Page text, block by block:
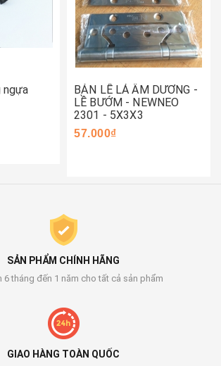
ngựa
BẢN LỀ LÁ ÂM DƯƠNG -
LỀ BƯỚM - NEWNEO
2301 - 5X3X3
57.000₫
SẢN PHẨM CHÍNH HÃNG
6 tháng đến 1 năm cho tất cả sản phẩm
GIAO HÀNG TOÀN QUỐC